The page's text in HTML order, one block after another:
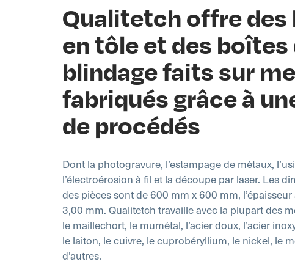
Qualitetch offre
en tôle et des boîtes
blindage faits sur
fabriqués grâce à
de procédés
Dont la photogravure, l’estampage de métaux,
l’électroérosion à fil et la découpe par laser. Les
des pièces sont de 600 mm x 600 mm,
3,00 mm. Qualitetch travaille avec la plupart des
le maillechort, le mumétal, l’acier doux, l’acier
le laiton, le cuivre, le cuprobéryllium, le nickel, le
d’autres.